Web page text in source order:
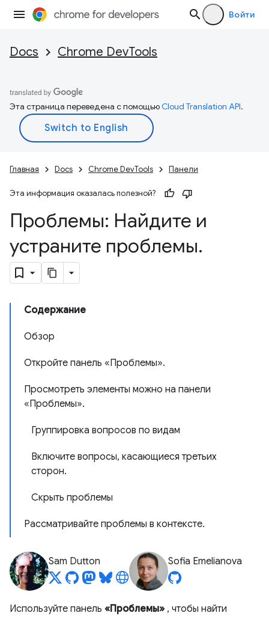
Войти
Docs Chrome DevTools
Эта страница переведена с помощьюCloud Translation API.
Главная Docs Chrome DevTools Панели
Эта информация оказалась полезной?
Проблемы: Найдите и
устраните проблемы.
Содержание
Обзор
Откройте панель «Проблемы».
Просмотреть элементы можно на панели
«Проблемы».
Группировка вопросов по видам
Включите вопросы, касающиеся третьих
сторон.
Скрыть проблемы
Рассматривайте проблемы в контексте.
Sam Dutton Sofia Emelianova
Используйте панель «Проблемы» , чтобы найти